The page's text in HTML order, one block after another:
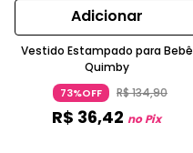
Adicionar
Vestido Estampado para Bebê
Quimby
73%OFF R$134,90
R$ 36,42 no Pix